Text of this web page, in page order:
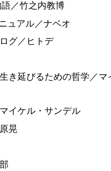
／竹之内教博
ュアル／ナベオ
グ／ヒトデ
延びるための哲学／マ
イケル・サンデル
晃